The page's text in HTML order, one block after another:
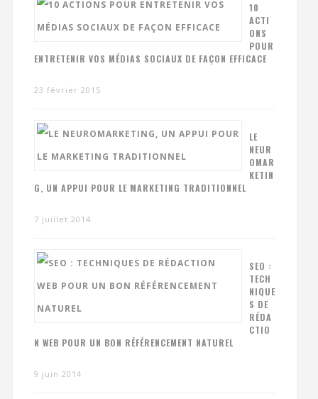
10
ACTI
ONS
POUR
ENTRETENIR VOS MÉDIAS SOCIAUX DE FAÇON EFFICACE
23 février 2015
LE
NEUR
OMAR
KETIN
G, UN APPUI POUR LE MARKETING TRADITIONNEL
7 juillet 2014
SEO :
TECH
NIQUE
S DE
RÉDA
CTIO
N WEB POUR UN BON RÉFÉRENCEMENT NATUREL
9 juin 2014